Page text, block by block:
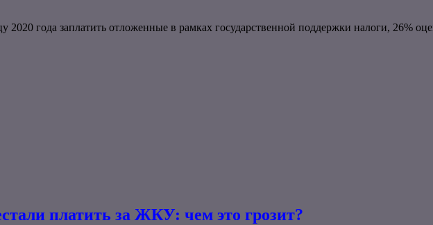
2020 года заплатить отложенные в рамках государственной поддержки налоги, 26%
платить за ЖКУ: чем это грозит?